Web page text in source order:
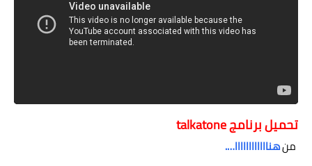
تحميل برنامج talkatone
منهناااااااااااا….